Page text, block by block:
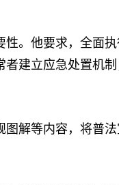
。他要求，全面
建立应急处置机
解等内容，将普法